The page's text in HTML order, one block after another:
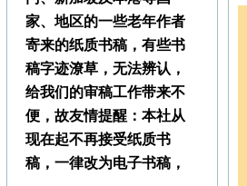
家、地区的一些老年作者
寄来的纸质书稿，有些书
稿字迹潦草，无法辨认，
给我们的审稿工作带来不
便，故友情提醒：本社从
现在起不再接受纸质书
稿，一律改为电子书稿，